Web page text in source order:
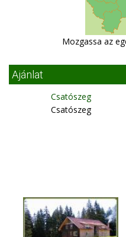
Mozgassa az
Ajánlat
Csatószeg
Csatószeg